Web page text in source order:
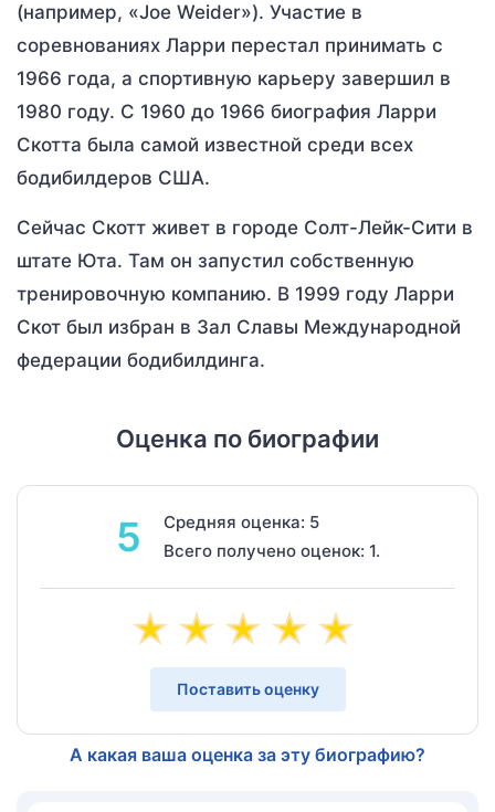
(например, «Joe Weider»). Участие в
соревнованиях Ларри перестал принимать с
1966 года, а спортивную карьеру завершил в
1980 году. С 1960 до 1966 биография Ларри
Скотта была самой известной среди всех
бодибилдеров США.
Сейчас Скотт живет в городе Солт-Лейк-Сити в
штате Юта. Там он запустил собственную
тренировочную компанию. В 1999 году Ларри
Скот был избран в Зал Славы Международной
федерации бодибилдинга.
Оценка по биографии
5
Средняя оценка: 5
Всего получено оценок: 1.
Поставить оценку
А какая ваша оценка за эту биографию?